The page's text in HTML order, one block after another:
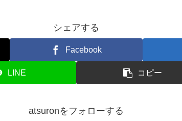
シェアする
Facebook
LINE コピー
atsuronをフォローする